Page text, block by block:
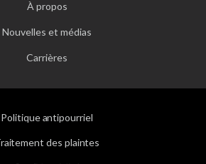
À propos
Nouvelles et médias
Carrières
Politique antipourriel
des plaintes